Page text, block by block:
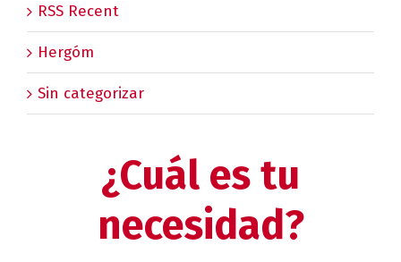
RSS Recent
Hergóm
Sin categorizar
¿Cuál es tu
necesidad?